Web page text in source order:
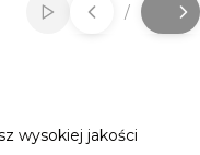
Włącz Slajd
/
z
wysokiej jakości